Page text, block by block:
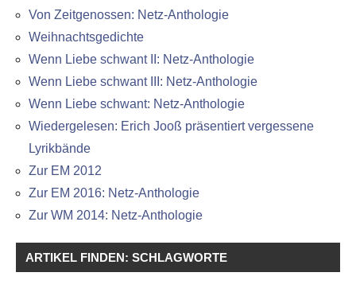
Von Zeitgenossen: Netz-Anthologie
Weihnachtsgedichte
Wenn Liebe schwant II: Netz-Anthologie
Wenn Liebe schwant III: Netz-Anthologie
Wenn Liebe schwant: Netz-Anthologie
Wiedergelesen: Erich Jooß präsentiert vergessene
Lyrikbände
Zur EM 2012
Zur EM 2016: Netz-Anthologie
Zur WM 2014: Netz-Anthologie
ARTIKEL FINDEN: SCHLAGWORTE